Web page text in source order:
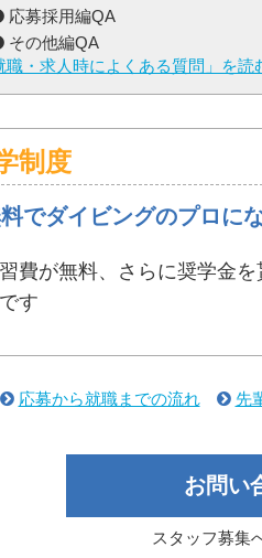
応募採用編QA
その他編QA
職・求人時によくある質問」を読
制度
でダイビングのプロに
費が無料、さらに奨学金
す
応募から就職までの流れ 先
お問い
スタッフ募集